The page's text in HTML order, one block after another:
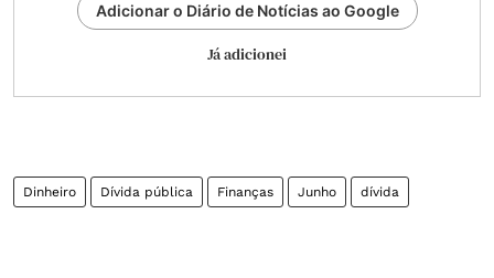
Adicionar o Diário de Notícias ao Google
Já adicionei
Dinheiro Dívida pública Finanças Junho dívida